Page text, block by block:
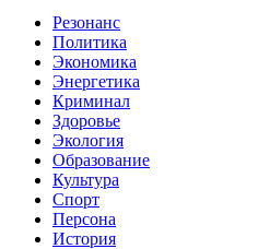
Резонанс
Политика
Экономика
Энергетика
Криминал
Здоровье
Экология
Образование
Культура
Спорт
Персона
История